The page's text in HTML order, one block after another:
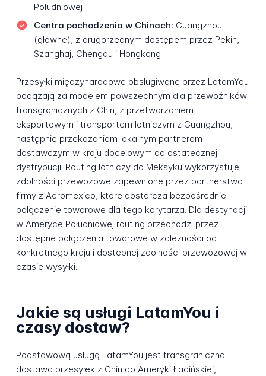
Południowej
Centra pochodzenia w Chinach: Guangzhou
(główne), z drugorzędnym dostępem przez Pekin,
Szanghaj, Chengdu i Hongkong
Przesyłki międzynarodowe obsługiwane przez LatamYou
podążają za modelem powszechnym dla przewoźników
transgranicznych z Chin, z przetwarzaniem
eksportowym i transportem lotniczym z Guangzhou,
następnie przekazaniem lokalnym partnerom
dostawczym w kraju docelowym do ostatecznej
dystrybucji. Routing lotniczy do Meksyku wykorzystuje
zdolności przewozowe zapewnione przez partnerstwo
firmy z Aeromexico, które dostarcza bezpośrednie
połączenie towarowe dla tego korytarza. Dla destynacji
w Ameryce Południowej routing przechodzi przez
dostępne połączenia towarowe w zależności od
konkretnego kraju i dostępnej zdolności przewozowej w
czasie wysyłki.
Jakie są usługi LatamYou i
czasy dostaw?
Podstawową usługą LatamYou jest transgraniczna
dostawa przesyłek z Chin do Ameryki Łacińskiej,